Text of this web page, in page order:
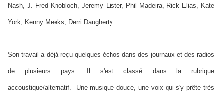
Nash, J. Fred Knobloch, Jeremy Lister, Phil Madeira, Rick Elias, Kate
York, Kenny Meeks, Derri Daugherty...
Son travail a déjà reçu quelques échos dans des journaux et des radios
de plusieurs pays. Il s'est classé dans la rubrique
accoustique/alternatif. Une musique douce, une voix qui s'y prête très